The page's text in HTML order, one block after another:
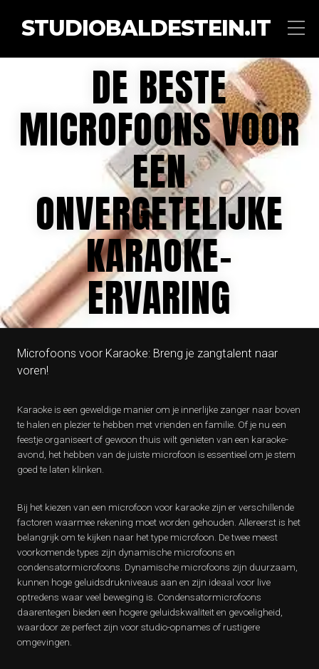
STUDIOBALDESTEIN.IT
DE BESTE
MICROFOONS VOOR
EEN
ONVERGETELIJKE
KARAOKE-
ERVARING
Microfoons voor Karaoke: Breng je zangtalent naar
voren!
Karaoke is een geweldige manier om je innerlijke zanger naar boven
te halen en plezier te hebben met vrienden en familie. Of je nu een
feestje organiseert of gewoon thuis wilt genieten van een karaoke-
avond, het hebben van de juiste microfoon is essentieel om je stem
goed te laten klinken.
Bij het kiezen van een microfoon voor karaoke zijn er verschillende
factoren waarmee rekening moet worden gehouden. Allereerst is het
belangrijk om te kijken naar het type microfoon. De twee meest
voorkomende types zijn dynamische microfoons en
condensatormicrofoons. Dynamische microfoons zijn duurzaam,
kunnen hoge geluidsdrukniveaus aan en zijn ideaal voor live
optredens waar veel beweging is. Condensatormicrofoons
daarentegen bieden een hogere geluidskwaliteit en gevoeligheid,
waardoor ze perfect zijn voor studio-opnames of rustigere
omgevingen.